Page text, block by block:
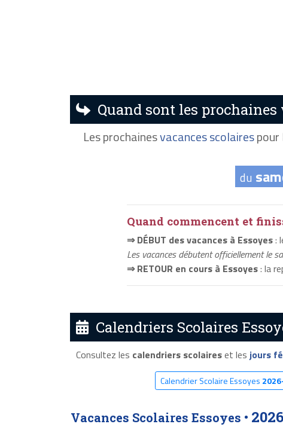
Quand sont les prochaines
Les prochainesvacances scolairespour
du
Quand commencent et
⇒ DÉBUT des vacances à Essoyes:
Les vacances débutent officiellement le
⇒ RETOUR en cours à Essoyes: la
Calendriers Scolaires
Consultez les calendriers scolaireset les jours
Calendrier Scolaire Essoyes
Vacances Scolaires Essoyes •